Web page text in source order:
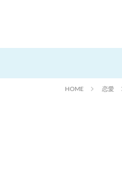
HOME 恋愛